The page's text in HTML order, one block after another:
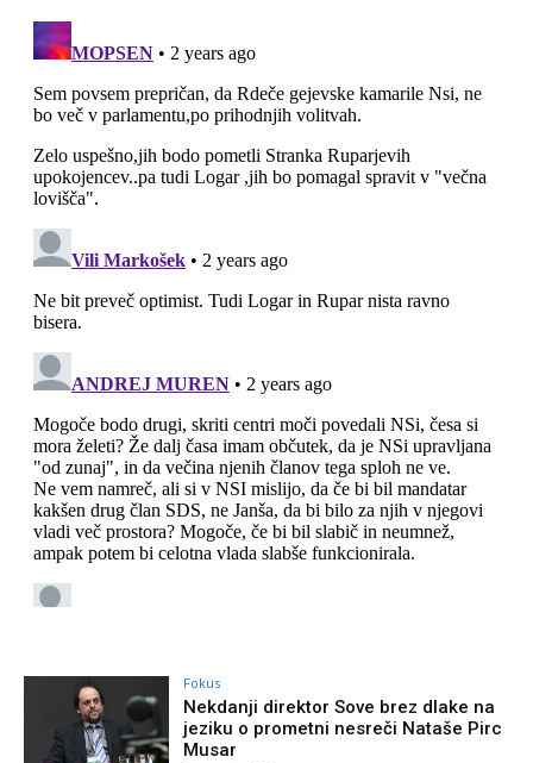
Fokus
Nekdanji direktor Sove brez dlake na
jeziku o prometni nesreči Nataše Pirc
Musar